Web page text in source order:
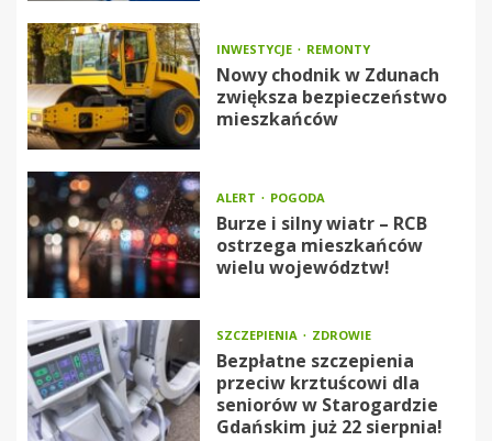
INWESTYCJE REMONTY
Nowy chodnik w Zdunach
zwiększa bezpieczeństwo
mieszkańców
ALERT POGODA
Burze i silny wiatr – RCB
ostrzega mieszkańców
wielu województw!
SZCZEPIENIA ZDROWIE
Bezpłatne szczepienia
przeciw krztuścowi dla
seniorów w Starogardzie
Gdańskim już 22 sierpnia!